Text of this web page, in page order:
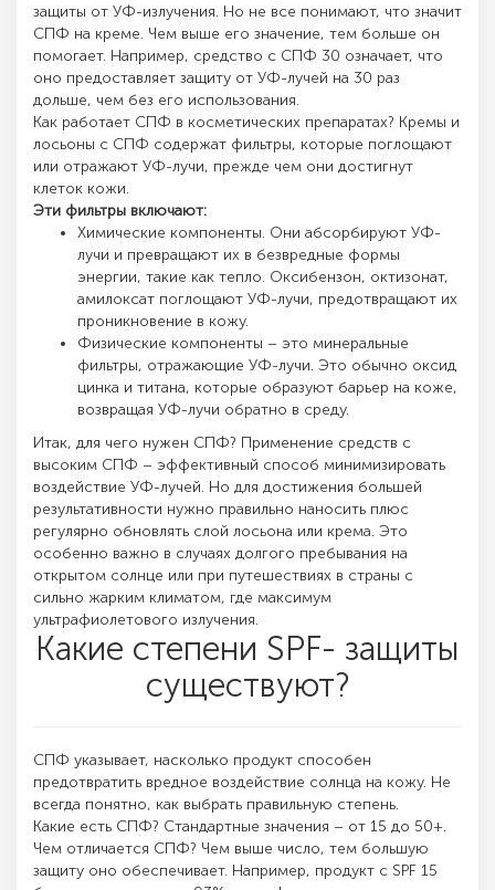
защиты от УФ-излучения. Но не все понимают, что значит
СПФ на креме. Чем выше его значение, тем больше он
помогает. Например, средство с СПФ 30 означает, что
оно предоставляет защиту от УФ-лучей на 30 раз
дольше, чем без его использования.
Как работает СПФ в косметических препаратах? Кремы и
лосьоны с СПФ содержат фильтры, которые поглощают
или отражают УФ-лучи, прежде чем они достигнут
клеток кожи.
Эти фильтры включают:
Химические компоненты. Они абсорбируют УФ-
лучи и превращают их в безвредные формы
энергии, такие как тепло. Оксибензон, октизонат,
амилоксат поглощают УФ-лучи, предотвращают их
проникновение в кожу.
Физические компоненты – это минеральные
фильтры, отражающие УФ-лучи. Это обычно оксид
цинка и титана, которые образуют барьер на коже,
возвращая УФ-лучи обратно в среду.
Итак, для чего нужен СПФ? Применение средств с
высоким СПФ – эффективный способ минимизировать
воздействие УФ-лучей. Но для достижения большей
результативности нужно правильно наносить плюс
регулярно обновлять слой лосьона или крема. Это
особенно важно в случаях долгого пребывания на
открытом солнце или при путешествиях в страны с
сильно жарким климатом, где максимум
ультрафиолетового излучения.
Какие степени SPF- защиты
существуют?
СПФ указывает, насколько продукт способен
предотвратить вредное воздействие солнца на кожу. Не
всегда понятно, как выбрать правильную степень.
Какие есть СПФ? Стандартные значения – от 15 до 50+.
Чем отличается СПФ? Чем выше число, тем большую
защиту оно обеспечивает. Например, продукт с SPF 15